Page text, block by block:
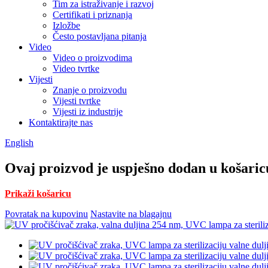
Tim za istraživanje i razvoj
Certifikati i priznanja
Izložbe
Često postavljana pitanja
Video
Video o proizvodima
Video tvrtke
Vijesti
Znanje o proizvodu
Vijesti tvrtke
Vijesti iz industrije
Kontaktirajte nas
English
Ovaj proizvod je uspješno dodan u
Prikaži košaricu
Povratak na kupovinu Nastavite na blagajnu